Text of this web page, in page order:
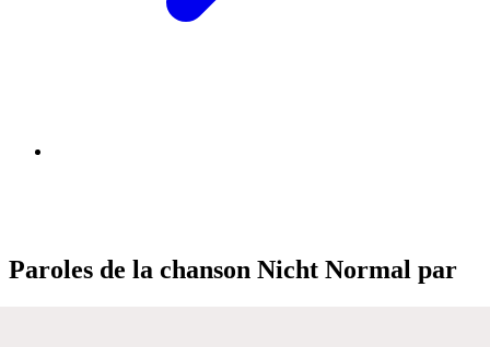
Paroles de la chanson Nicht Normal par